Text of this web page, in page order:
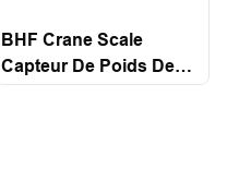
BHF Crane Scale
Capteur De Poids De